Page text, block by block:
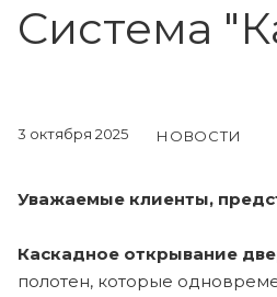
Система
3 октября 2025 НОВОСТИ
Уважаемые клиенты,
Каскадное открывание
полотен, которые